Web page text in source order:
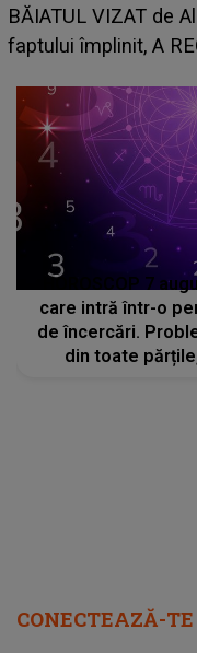
în fața
"Am
grabă îi
HOROSCOP 7
care intră într-o
de încercări.
din toate
CONECTEAZĂ-